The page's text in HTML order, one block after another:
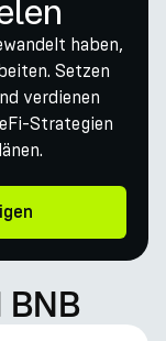
haben,
Setzen
verdienen
Strategien
BNB